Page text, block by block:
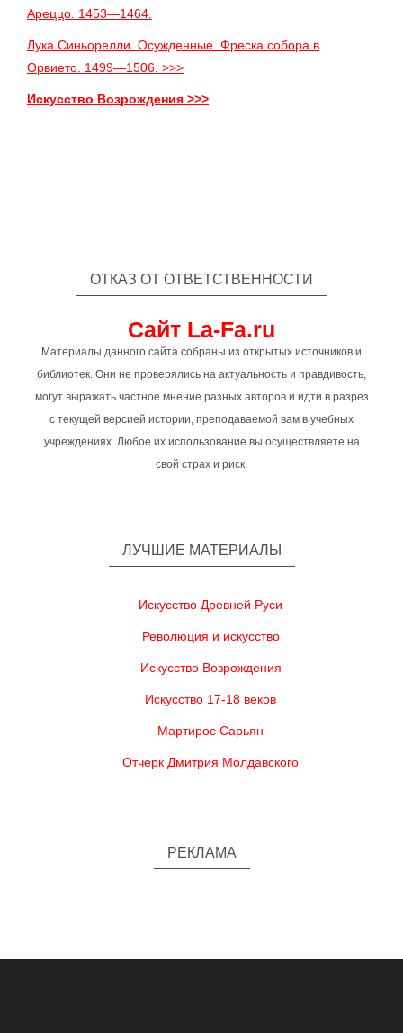
Ареццо. 1453—1464.
Лука Синьорелли. Осужденные. Фреска собора в
Орвието. 1499—1506. >>>
Искусство Возрождения >>>
ОТКАЗ ОТ ОТВЕТСТВЕННОСТИ
Сайт La-Fa.ru
Материалы данного сайта собраны из открытых источников и
библиотек. Они не проверялись на актуальность и правдивость,
могут выражать частное мнение разных авторов и идти в разрез
с текущей версией истории, преподаваемой вам в учебных
учреждениях. Любое их использование вы осуществляете на
свой страх и риск.
ЛУЧШИЕ МАТЕРИАЛЫ
Искусство Древней Руси
Революция и искусство
Искусство Возрождения
Искусство 17-18 веков
Мартирос Сарьян
Отчерк Дмитрия Молдавского
РЕКЛАМА